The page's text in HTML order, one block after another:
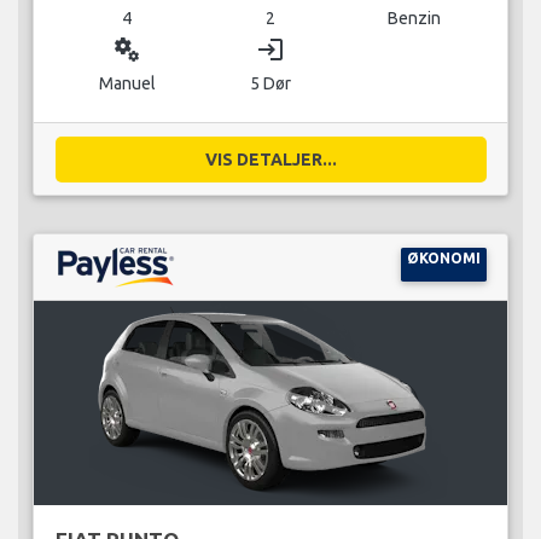
4 2 Benzin
miscellaneous_services
Manuel
login
5 Dør
VIS DETALJER...
ØKONOMI